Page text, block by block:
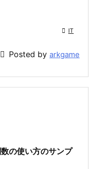
 IT
 Posted by arkgame
の使い方のサンプ